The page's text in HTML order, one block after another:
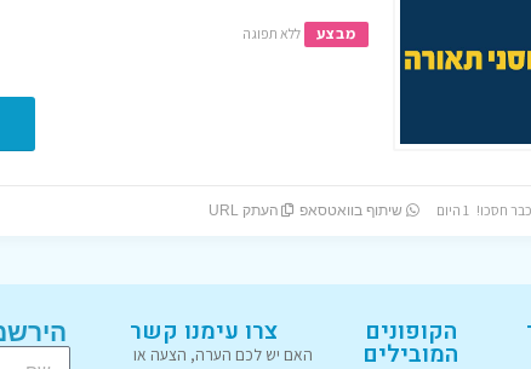
מבצע ללא תפוגה
שיתוף בוואטסאפ העתק URL
הקופונים
המובילים
צרו עימנו קשר
האם יש לכם הערה, הצעה או